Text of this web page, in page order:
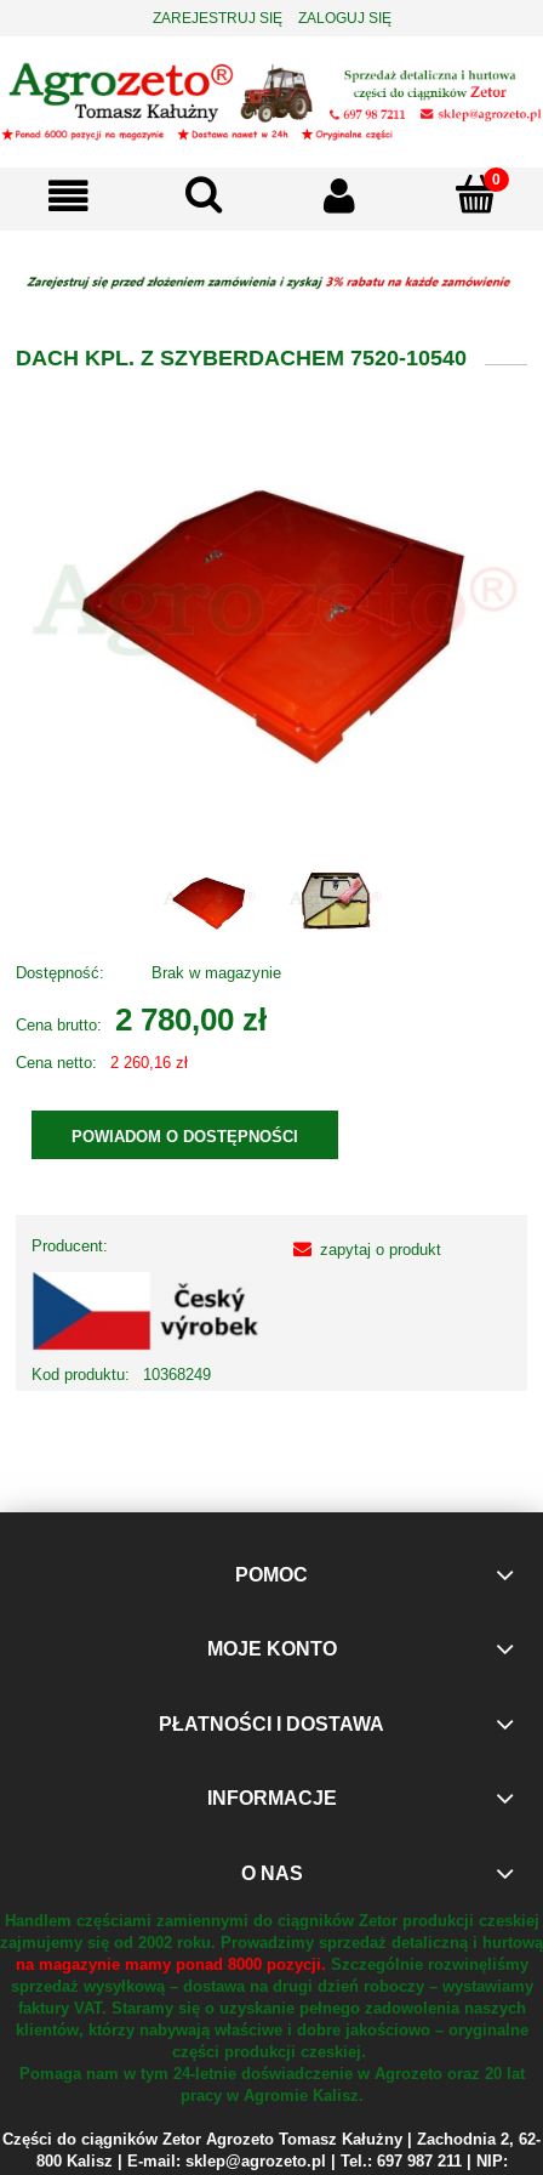
ZAREJESTRUJ SIĘ ZALOGUJ SIĘ
DACH KPL. Z SZYBERDACHEM 7520-10540
Dostępność: Brak w magazynie
Cena brutto: 2 780,00 zł
Cena netto: 2 260,16 zł
POWIADOM O DOSTĘPNOŚCI
Producent:
Kod produktu: 10368249
zapytaj o produkt
POMOC
MOJE KONTO
PŁATNOŚCI I DOSTAWA
INFORMACJE
O NAS
Handlem częściami zamiennymi do ciągników Zetor produkcji czeskiej
zajmujemy się od 2002 roku. Prowadzimy sprzedaż detaliczną i hurtową
na magazynie mamy ponad 8000 pozycji. Szczególnie rozwinęliśmy
sprzedaż wysyłkową – dostawa na drugi dzień roboczy – wystawiamy
faktury VAT. Staramy się o uzyskanie pełnego zadowolenia naszych
klientów, którzy nabywają właściwe i dobre jakościowo – oryginalne
części produkcji czeskiej.
Pomaga nam w tym 24-letnie doświadczenie w Agrozeto oraz 20 lat
pracy w Agromie Kalisz.
Części do ciągników Zetor Agrozeto Tomasz Kałużny | Zachodnia 2, 62-
800 Kalisz | E-mail: sklep@agrozeto.pl | Tel.: 697 987 211 | NIP: